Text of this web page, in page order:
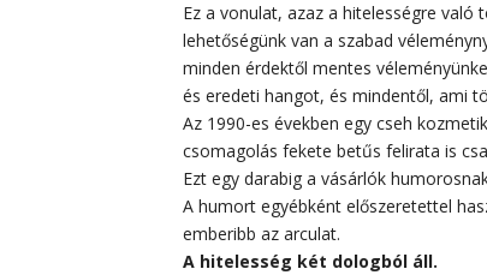
Ez a vonulat, azaz a hitelességre
lehetőségünk van a szabad
minden érdektől mentes
és eredeti hangot, és mindentől, ami
Az 1990-es években egy cseh
csomagolás fekete betűs felirata is
Ezt egy darabig a vásárlók
A humort egyébként előszeretettel
emberibb az arculat.
A hitelesség két dologból áll.